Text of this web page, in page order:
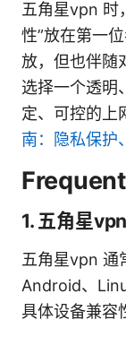
五角星vpn 时
性”放在第一
放，但也伴随
选择一个透明
定、可控的上
南：隐私保护
1. 五角星
五角星vpn 通
Android、
具体设备兼容